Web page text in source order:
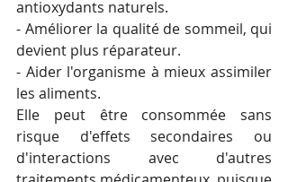
antioxydants naturels.
- Améliorer la qualité de sommeil, qui
devient plus réparateur.
- Aider l'organisme à mieux assimiler
les aliments.
Elle peut être consommée sans
risque d'effets secondaires ou
d'interactions avec d'autres